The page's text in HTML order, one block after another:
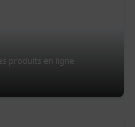
produits en ligne